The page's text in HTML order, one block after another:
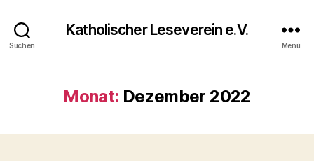
Suchen
Katholischer Leseverein e.V.
Menü
Monat: Dezember 2022